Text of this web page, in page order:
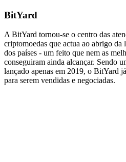
BitYard
A BitYard tornou-se o centro das
criptomoedas que actua ao abrigo da
dos países - um feito que nem as
conseguiram ainda alcançar. Sendo
lançado apenas em 2019, o BitYard
para serem vendidas e negociadas.